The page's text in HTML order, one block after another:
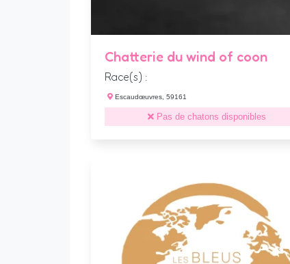
Chatterie du wind of coon
Race(s) :
Escaudœuvres, 59161
Pas de chatons disponibles